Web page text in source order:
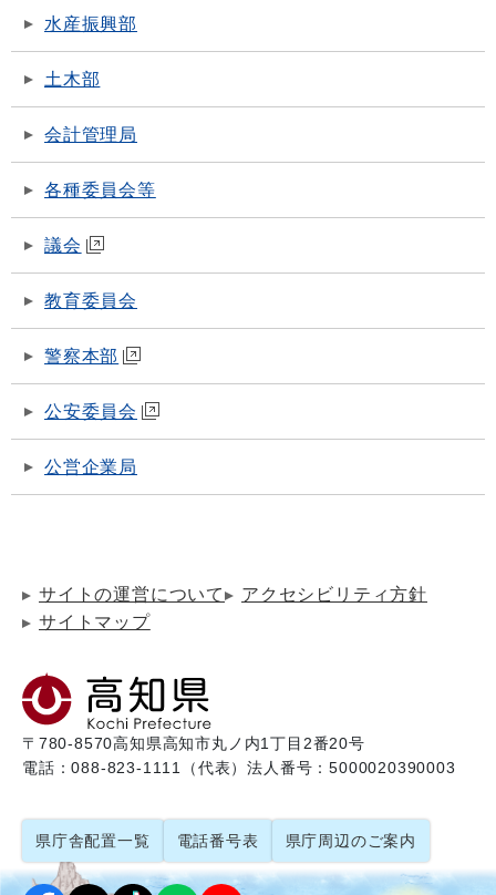
水産振興部
土木部
会計管理局
各種委員会等
議会
教育委員会
警察本部
公安委員会
公営企業局
サイトの運営について
アクセシビリティ方針
サイトマップ
〒780-8570高知県高知市丸ノ内1丁目2番20号
電話：088-823-1111（代表）法人番号：5000020390003
県庁舎配置一覧 電話番号表 県庁周辺のご案内